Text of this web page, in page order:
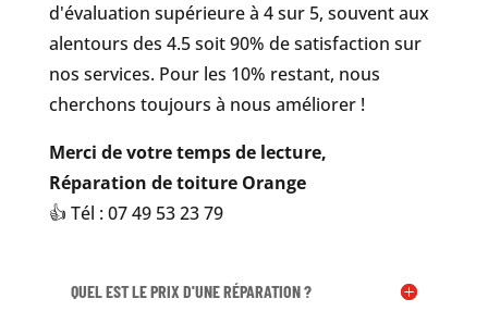
d'évaluation supérieure à 4 sur 5, souvent aux
alentours des 4.5 soit 90% de satisfaction sur
nos services. Pour les 10% restant, nous
cherchons toujours à nous améliorer !
Merci de votre temps de lecture,
Réparation de toiture Orange
👍 Tél : 07 49 53 23 79
QUEL EST LE PRIX D'UNE RÉPARATION ?